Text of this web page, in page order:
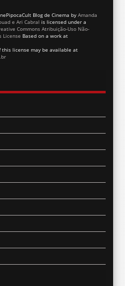
Blog de Cinema by Amanda
e Ari Cabral is licensed under a
Commons Atribuição-Uso Não-
License Based on a work at
this license may be available at